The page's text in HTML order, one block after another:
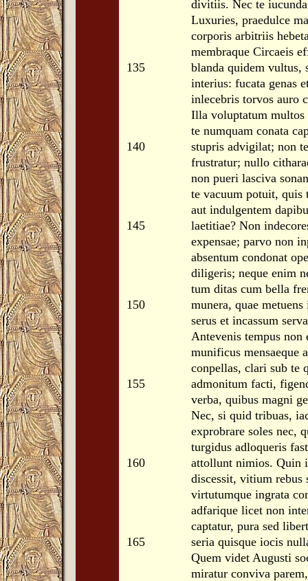
divitiis. Nec te
Luxuries, praedulce
corporis arbitriis
membraque Circaeis
135
blanda quidem vultus,
interius: fucata genas
inlecebris torvos auro
Illa voluptatum multos
te numquam conata
140
stupris advigilat; non
frustratur; nullo
non pueri lasciva
te vacuum potuit, quis
aut indulgentem
145
laetitiae? Non
expensae; parvo non
absentum condonat
diligeris; neque enim
tum ditas cum bella
150
munera, quae
serus et incassum
Antevenis tempus non
munificus mensaeque
conpellas, clari sub te
155
admonitum facti,
verba, quibus magni
Nec, si quid tribuas,
exprobrare soles nec,
turgidus adloqueris
160
attollunt nimios. Quin
discessit, vitium rebus
virtutumque ingrata
adfarique licet non
captatur, pura sed
165
seria quisque iocis
Quem videt Augusti
miratur conviva